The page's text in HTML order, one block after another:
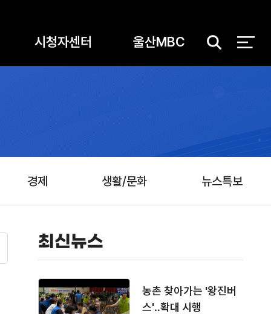
시청자센터 울산MBC
검
경제 생활/문화 뉴스특보
최신뉴스
농촌 찾아가는 '왕진버
스'‥확대 시행